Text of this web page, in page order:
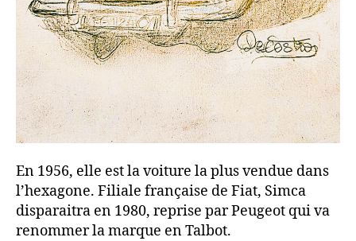
En 1956, elle est la voiture la plus vendue dans
l’hexagone. Filiale française de Fiat, Simca
disparaitra en 1980, reprise par Peugeot qui va
renommer la marque en Talbot.